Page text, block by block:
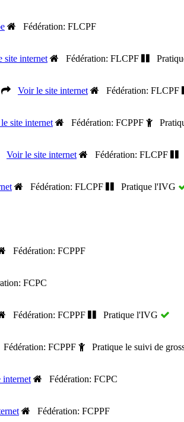
Fédération: FLCPF
site internet Fédération: FLCPF
Voir le site internet Fédération: FLCPF
site internet Fédération: FCPPF
Voir le site internet Fédération: FLCPF
Fédération: FLCPF Pratique l'IVG
Fédération: FCPPF
FCPC
Fédération: FCPPF
Pratique l'IVG
Fédération: FCPPF
Pratique le suivi de
internet
Fédération: FCPC
Fédération: FCPPF